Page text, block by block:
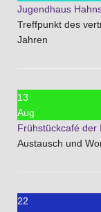
Jugendhaus
Treffpunkt des
Jahren
13
Aug
Frühstückcafé der
Austausch und
22